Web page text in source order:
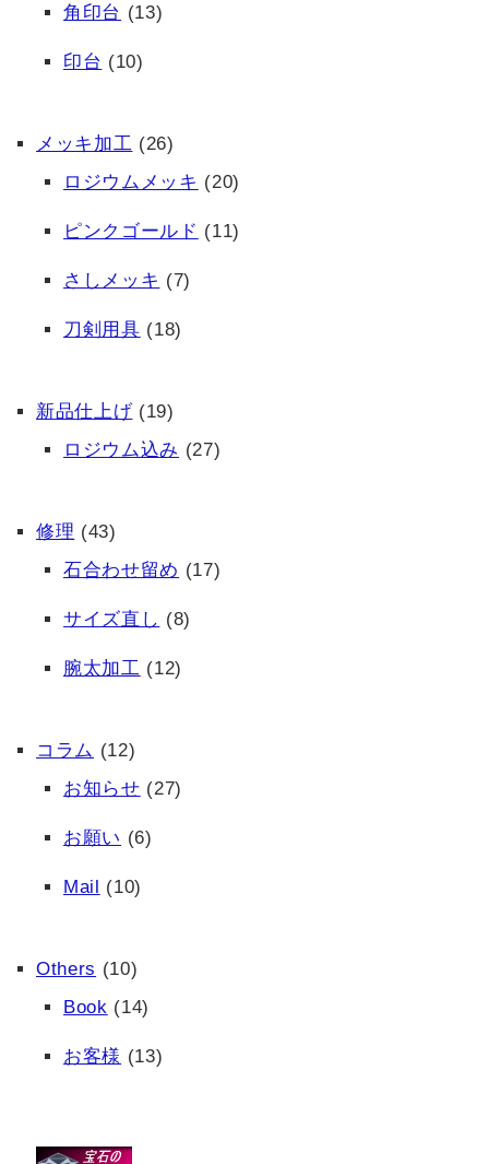
角印台 (13)
印台 (10)
メッキ加工 (26)
ロジウムメッキ (20)
ピンクゴールド (11)
さしメッキ (7)
刀剣用具 (18)
新品仕上げ (19)
ロジウム込み (27)
修理 (43)
石合わせ留め (17)
サイズ直し (8)
腕太加工 (12)
コラム (12)
お知らせ (27)
お願い (6)
Mail (10)
Others (10)
Book (14)
お客様 (13)